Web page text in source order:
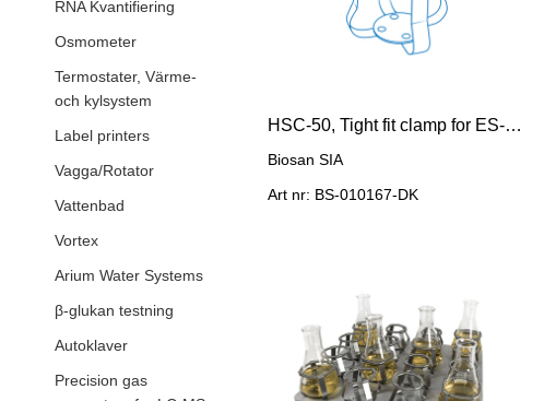
RNA Kvantifiering
Osmometer
Termostater, Värme-
och kylsystem
Label printers
Vagga/Rotator
Vattenbad
Vortex
Arium Water Systems
β-glukan testning
Autoklaver
Precision gas
HSC-50, Tight fit clamp for ES-20/80 for 50 ml flask
Biosan SIA
Art nr: BS-010167-DK